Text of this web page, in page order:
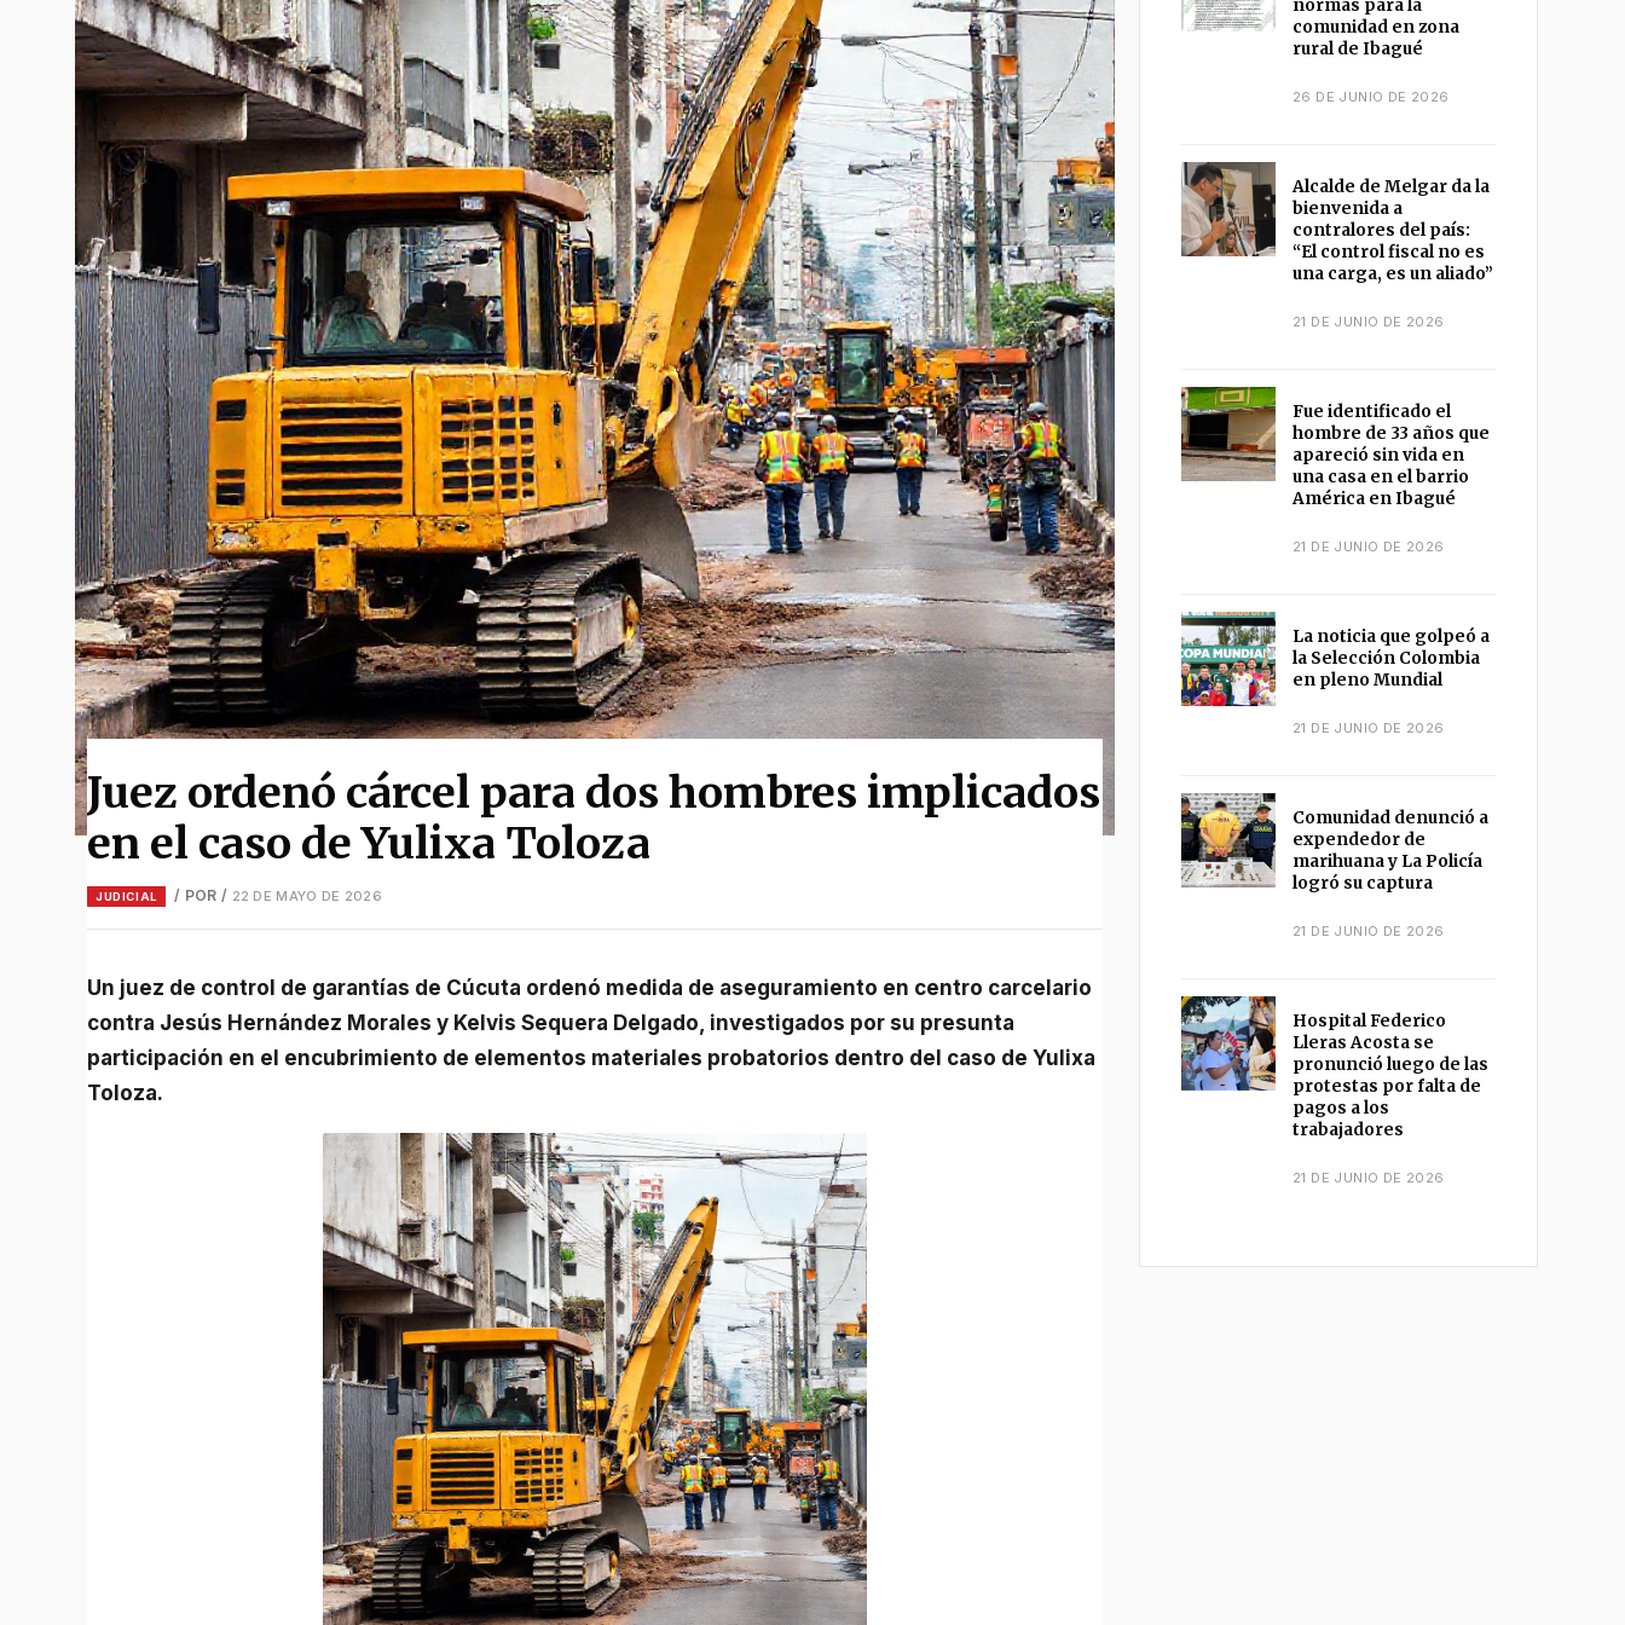
Juez ordenó cárcel para dos hombres implicados
en el caso de Yulixa Toloza
JUDICIAL / POR / 22 DE MAYO DE 2026
Un juez de control de garantías de Cúcuta ordenó medida de aseguramiento en centro carcelario
contra Jesús Hernández Morales y Kelvis Sequera Delgado, investigados por su presunta
participación en el encubrimiento de elementos materiales probatorios dentro del caso de Yulixa
Toloza.
normas para la
comunidad en zona
rural de Ibagué
26 DE JUNIO DE 2026
Alcalde de Melgar da la
bienvenida a
contralores del país:
“El control fiscal no es
una carga, es un aliado”
21 DE JUNIO DE 2026
Fue identificado el
hombre de 33 años que
apareció sin vida en
una casa en el barrio
América en Ibagué
21 DE JUNIO DE 2026
La noticia que golpeó a
la Selección Colombia
en pleno Mundial
21 DE JUNIO DE 2026
Comunidad denunció a
expendedor de
marihuana y La Policía
logró su captura
21 DE JUNIO DE 2026
Hospital Federico
Lleras Acosta se
pronunció luego de las
protestas por falta de
pagos a los
trabajadores
21 DE JUNIO DE 2026